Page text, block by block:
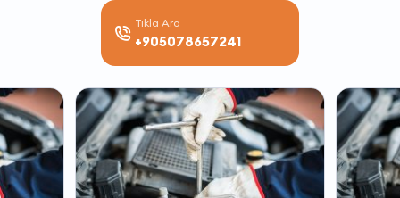
Tıkla Ara
+905078657241